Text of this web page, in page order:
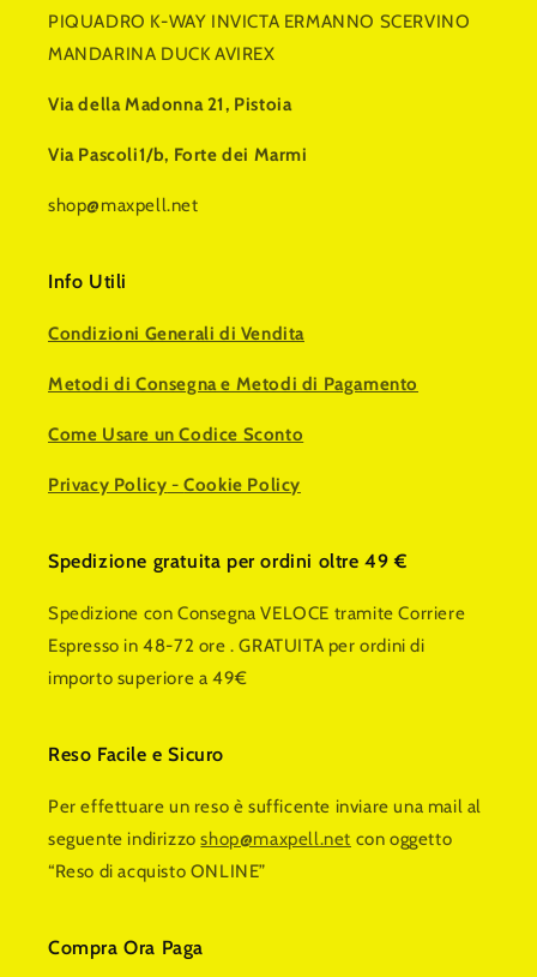
PIQUADRO K-WAY INVICTA ERMANNO SCERVINO
MANDARINA DUCK AVIREX
Via della Madonna 21, Pistoia
Via Pascoli1/b, Forte dei Marmi
shop@maxpell.net
Info Utili
Condizioni Generali di Vendita
Metodi di Consegna e Metodi di Pagamento
Come Usare un Codice Sconto
Privacy Policy -Cookie Policy
Spedizione gratuita per ordini oltre 49 €
Spedizione con Consegna VELOCE tramite Corriere
Espresso in 48-72 ore . GRATUITA per ordini di
importo superiore a 49€
Reso Facile e Sicuro
Per effettuare un reso è sufficente inviare una mail al
seguente indirizzoshop@maxpell.net con oggetto
“Reso di acquisto ONLINE”
Compra Ora Paga